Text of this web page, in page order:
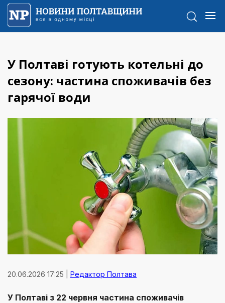
У Полтаві готують котельні до
сезону: частина споживачів без
гарячої води
20.06.2026 17:25 | Редактор Полтава
У Полтаві з 22 червня частина споживачів